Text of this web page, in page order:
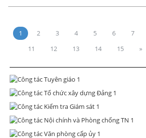
1 2 3 4 5 6 7
11
12 13 14 15 »